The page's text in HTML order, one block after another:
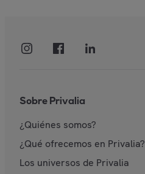
Sobre Privalia
¿Quiénes somos?
¿Qué ofrecemos en Privalia?
Los universos de Privalia